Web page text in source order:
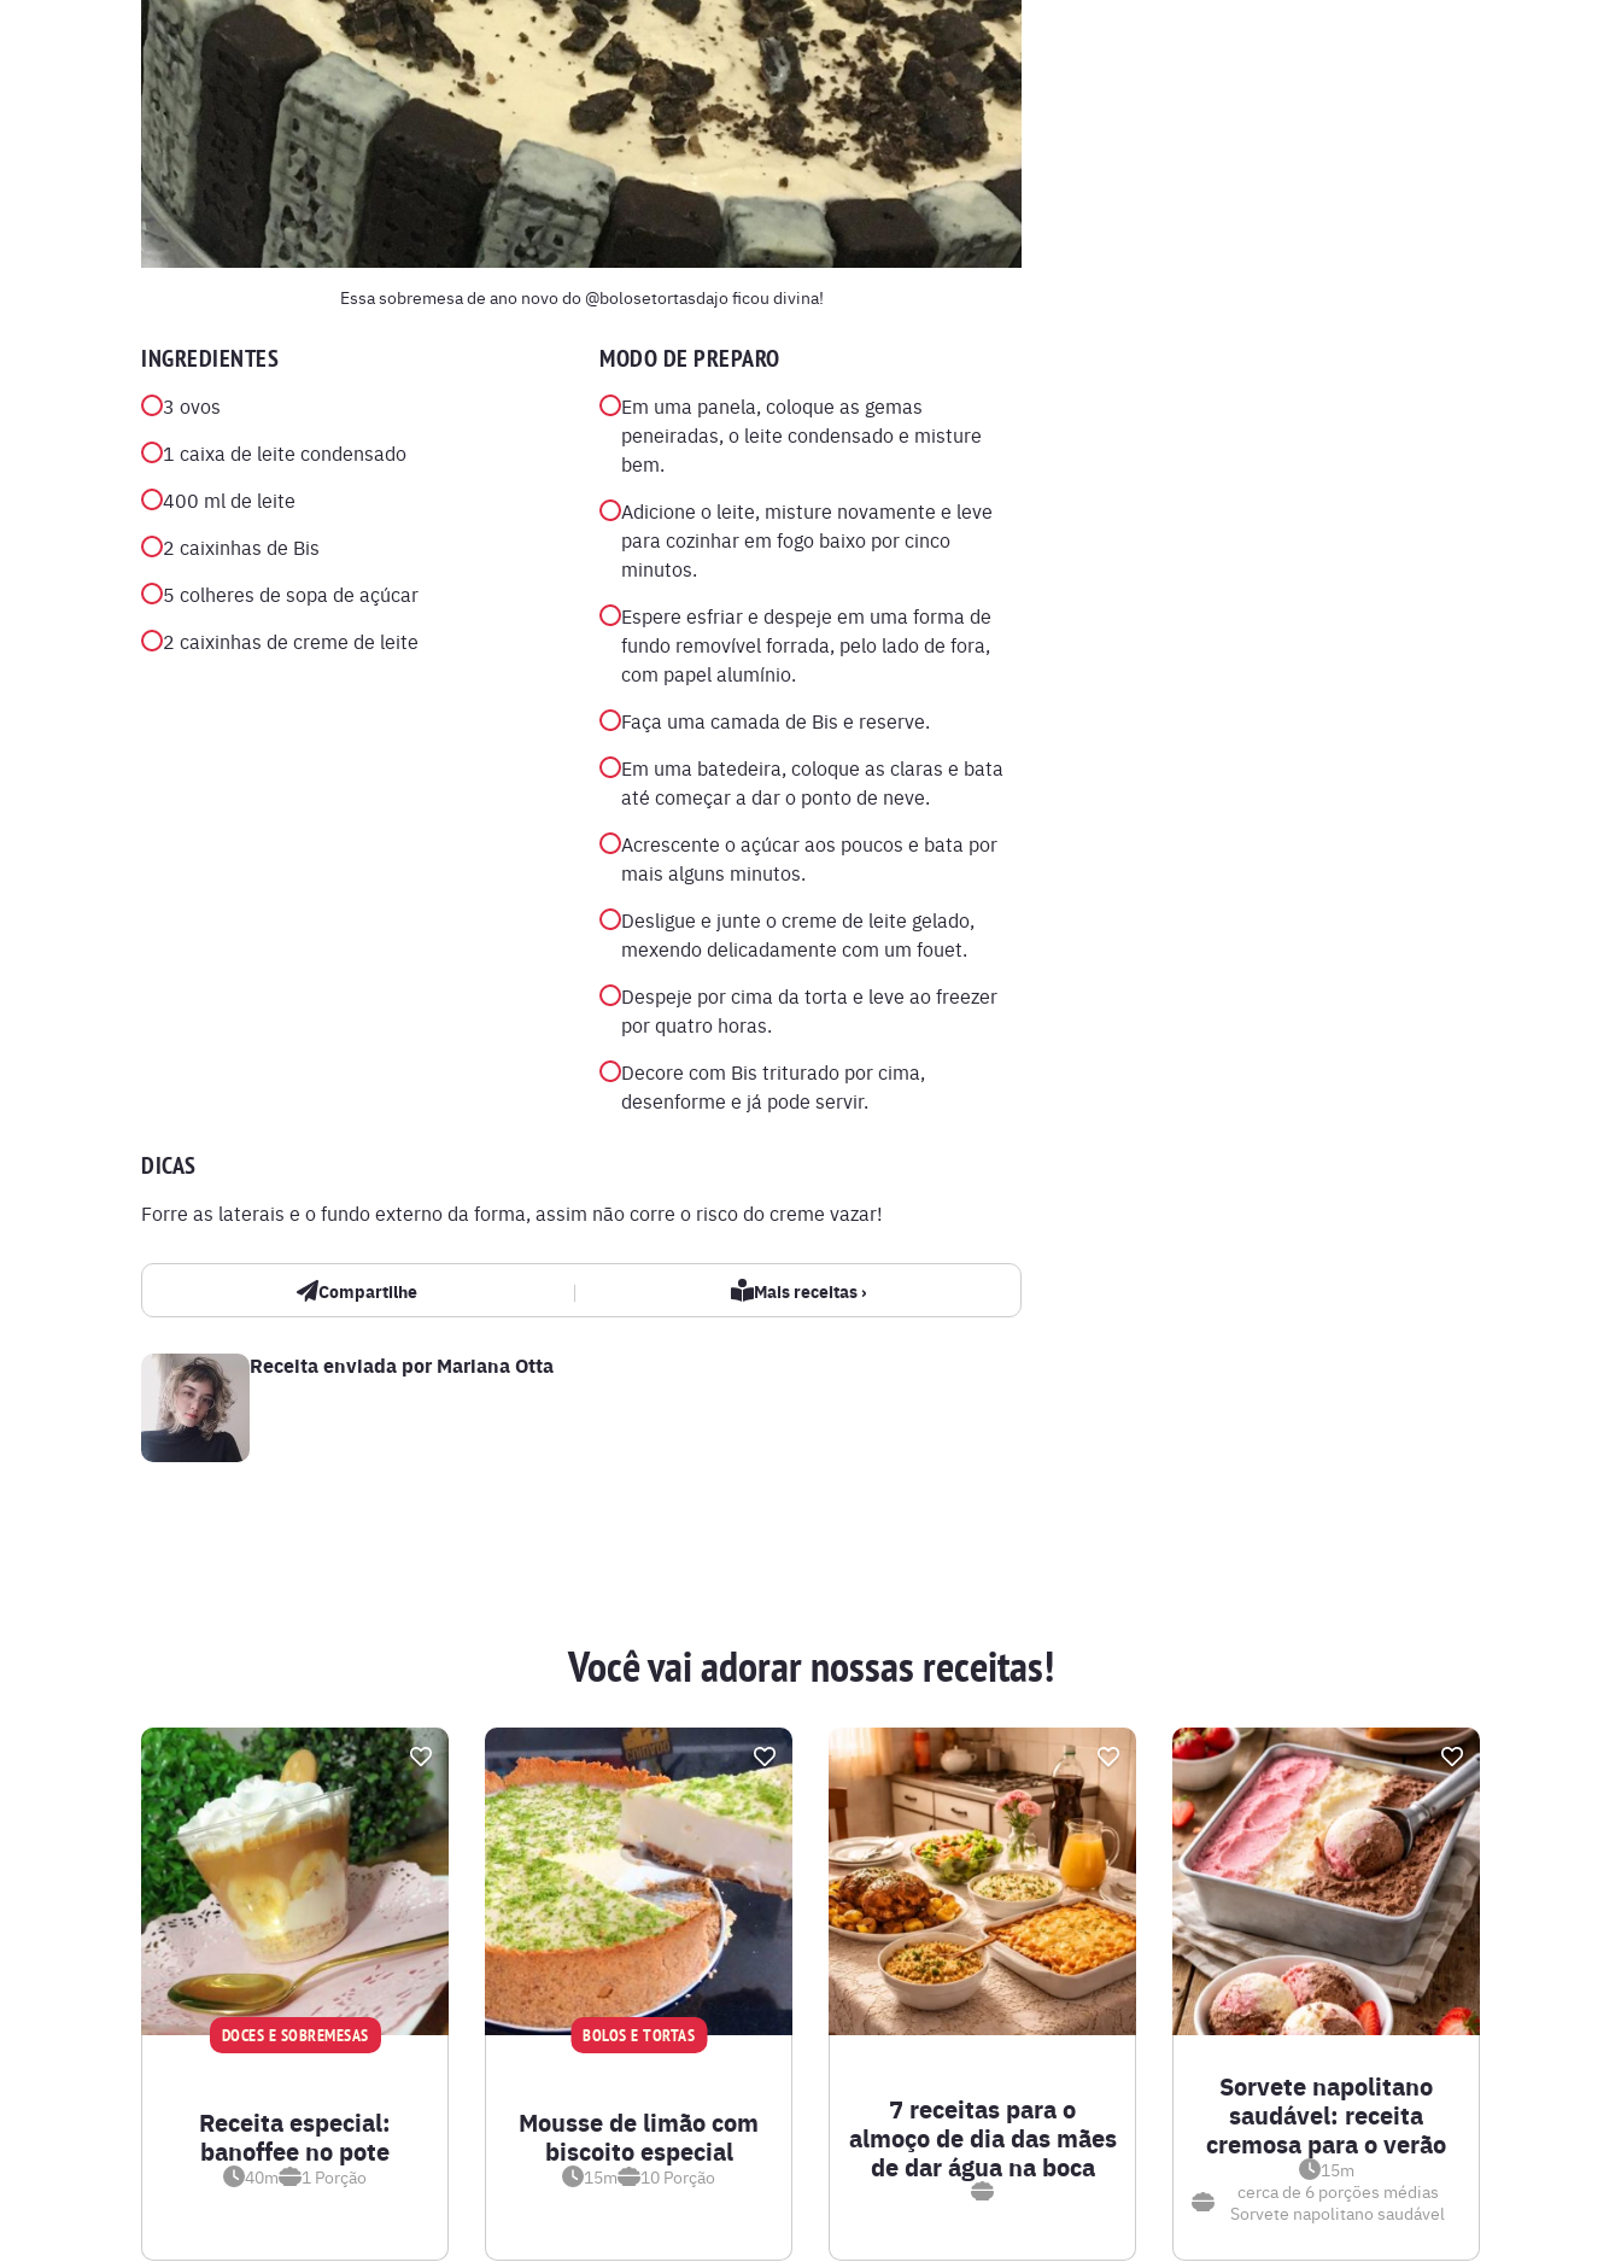
Essa sobremesa de ano novo do @bolosetortasdajo ficou divina!
INGREDIENTES
3 ovos
1 caixa de leite condensado
400 ml de leite
2 caixinhas de Bis
5 colheres de sopa de açúcar
2 caixinhas de creme de leite
MODO DE PREPARO
Em uma panela, coloque as gemas
peneiradas, o leite condensado e misture
bem.
Adicione o leite, misture novamente e leve
para cozinhar em fogo baixo por cinco
minutos.
Espere esfriar e despeje em uma forma de
fundo removível forrada, pelo lado de fora,
com papel alumínio.
Faça uma camada de Bis e reserve.
Em uma batedeira, coloque as claras e bata
até começar a dar o ponto de neve.
Acrescente o açúcar aos poucos e bata por
mais alguns minutos.
Desligue e junte o creme de leite gelado,
mexendo delicadamente com um fouet.
Despeje por cima da torta e leve ao freezer
por quatro horas.
Decore com Bis triturado por cima,
desenforme e já pode servir.
DICAS
Forre as laterais e o fundo externo da forma, assim não corre o risco do creme vazar!
Compartilhe | Mais receitas ›
Receita enviada porMariana Otta
Você vai adorar nossas receitas!
DOCES E SOBREMESAS
Receita especial:
banoffee no pote
40m 1 Porção
BOLOS E TORTAS
Mousse de limão com
biscoito especial
15m 10 Porção
7 receitas para o
almoço de dia das mães
de dar água na boca
Sorvete napolitano
saudável: receita
cremosa para o verão
15m
cerca de 6 porções médias
Sorvete napolitano saudável